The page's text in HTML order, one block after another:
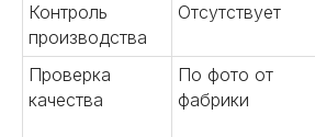
Контроль
производства
Отсутствует
Проверка
качества
По фото от
фабрики